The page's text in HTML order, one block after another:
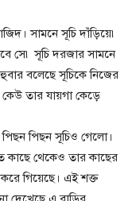
সামনে সূচি দাঁড়িয়ে৷
সে৷ সূচি দরজার সামনে
বলেছে সূচিকে নিজের
তার যায়গা কেড়ে
পিছন পিছন সূচিও গেলো।
কাছে থেকেও তার কাছের
গিয়েছে। এই শক্ত